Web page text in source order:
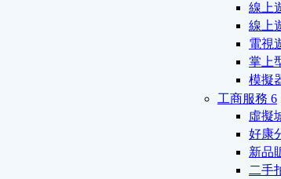
線上
線上
電視
掌上
模擬
工商服務 6
虛擬
好康
新品
二手